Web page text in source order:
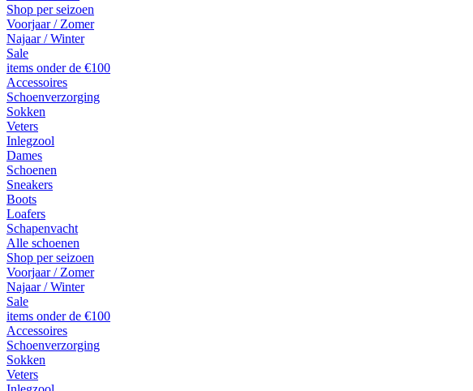
Shop per seizoen
Voorjaar / Zomer
Najaar / Winter
Sale
items onder de €100
Accessoires
Schoenverzorging
Sokken
Veters
Inlegzool
Dames
Schoenen
Sneakers
Boots
Loafers
Schapenvacht
Alle schoenen
Shop per seizoen
Voorjaar / Zomer
Najaar / Winter
Sale
items onder de €100
Accessoires
Schoenverzorging
Sokken
Veters